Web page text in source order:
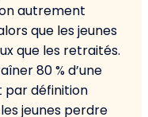
autrement
que les jeunes
que les retraités.
80 % d’une
par définition
jeunes perdre